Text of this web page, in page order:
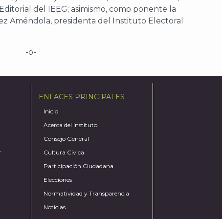
del IEEG; asimismo, como ponente la
Améndola, presidenta del Instituto Electoral
-o-
ENLACES PRINCIPALES
Inicio
Acerca del Instituto
Consejo General
Cultura Cívica
Participación Ciudadana
Elecciones
Normatividad y Transparencia
Noticias